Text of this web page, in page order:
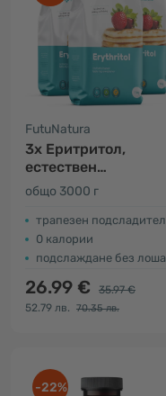
FutuNatura
3x Еритритол,
естествен
подсладител
общо 3000 г
трапезен подсладител на основата на еритритол
0 калории
подслаждане без лоша съвест
26.99 €
35.97 €
52.79 лв.
70.35 лв.
-22%